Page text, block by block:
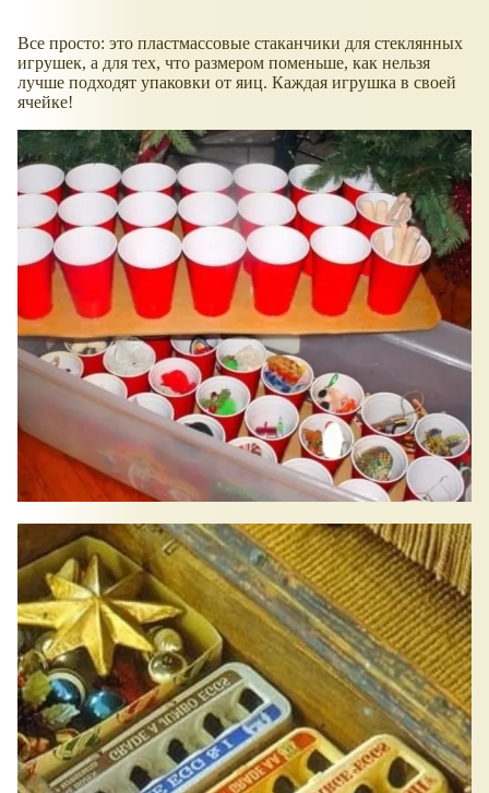
Все просто: это пластмассовые стаканчики для стеклянных
игрушек, а для тех, что размером поменьше, как нельзя
лучше подходят упаковки от яиц. Каждая игрушка в своей
ячейке!